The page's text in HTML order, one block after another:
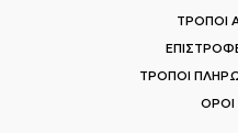
ΤΡΟΠΟΙ
ΤΡΟΠΟΙ
ΟΡΟΙ